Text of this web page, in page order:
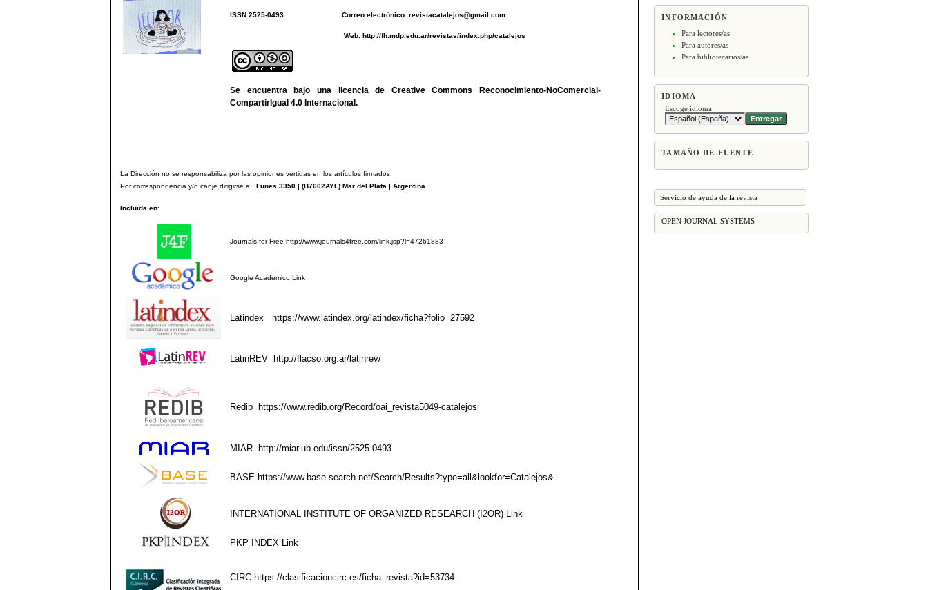
INFORMACIÓN
Para lectores/as
Para autores/as
Para bibliotecarios/as
IDIOMA
Escoge idioma
TAMAÑO DE FUENTE
Servicio de ayuda de la revista
OPEN JOURNAL SYSTEMS
ISSN 2525-0493 Correo electrónico: revistacatalejos@gmail.com
Web: http://fh.mdp.edu.ar/revistas/index.php/catalejos
Se encuentra bajo una licencia de Creative Commons Reconocimiento-NoComercial-
CompartirIgual 4.0 Internacional.
La Dirección no se responsabiliza por las opiniones vertidas en los artículos firmados.
Por correspondencia y/o canje dirigirse a: Funes 3350 | (B7602AYL) Mar del Plata | Argentina
Incluida en:
Journals for Free http://www.journals4free.com/link.jsp?l=47261883
Google Académico Link
Latindex https://www.latindex.org/latindex/ficha?folio=27592
LatinREV http://flacso.org.ar/latinrev/
Redib https://www.redib.org/Record/oai_revista5049-catalejos
MIAR http://miar.ub.edu/issn/2525-0493
BASE https://www.base-search.net/Search/Results?type=all&lookfor=Catalejos&
INTERNATIONAL INSTITUTE OF ORGANIZED RESEARCH (I2OR) Link
PKP INDEX Link
CIRC https://clasificacioncirc.es/ficha_revista?id=53734